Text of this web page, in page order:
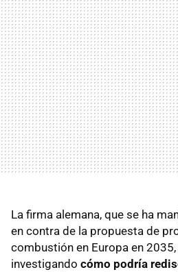
La firma alemana, que se ha
en contra de la propuesta de
combustión en Europa en
investigando cómo podría